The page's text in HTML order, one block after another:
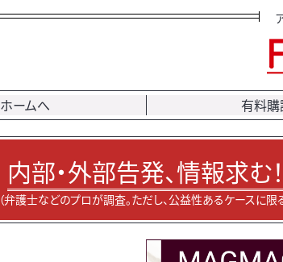
ホームへ 有料
内部・外部告発、情報求む！
（弁護士などのプロが調査。ただし、公益性あるケースに限